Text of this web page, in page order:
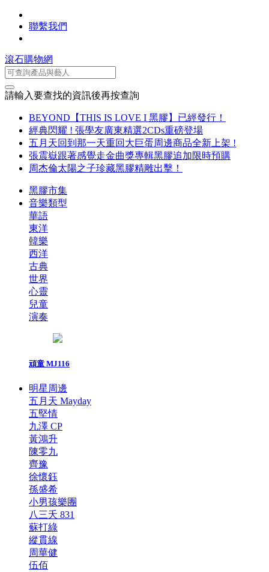
聯繫我們
滾石購物網
請輸入要查找的資訊後再按查詢
BEYOND【THIS IS LOVE I 黑膠】已經發行！
經典閃耀 ! 張學友廣東精選2CDs重磅登場
五月天回到那一天重回大巨蛋周邊商品全新上架 !
張震嶽跟著感覺走金曲獎專輯黑膠追加限時預購
周杰倫太陽之子珍藏黑膠精雕出擊！
黑膠市集
音樂類型
華語
東洋
韓樂
西洋
古典
世界
心靈
兒童
演奏
頑童 MJ116
明星周邊
五月天 Mayday
五堅情
九澤 CP
黃鴻升
陳零九
齊豫
徐懷鈺
孫盛希
小男孩樂團
八三夭 831
蘇打綠
縱貫線
周華健
伍佰